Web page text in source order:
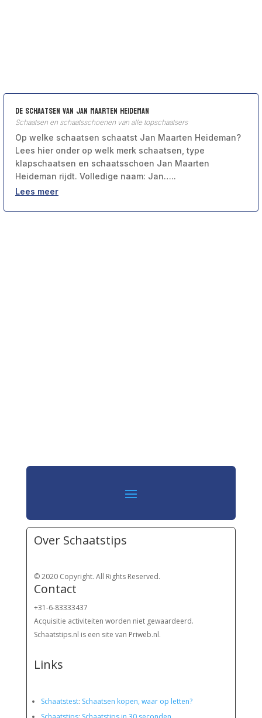
De schaatsen van Jan Maarten Heideman
Schaatsen en schaatsschoenen van alle topschaatsers
Op welke schaatsen schaatst Jan Maarten Heideman?
Lees hier onder op welk merk schaatsen, type
klapschaatsen en schaatsschoen Jan Maarten
Heideman rijdt. Volledige naam: Jan…..
Lees meer
Over Schaatstips
© 2020 Copyright. All Rights Reserved.
Contact
+31-6-83333437
Acquisitie activiteiten worden niet gewaardeerd.
Schaatstips.nl is een site van Priweb.nl.
Links
Schaatstest: Schaatsen kopen, waar op letten?